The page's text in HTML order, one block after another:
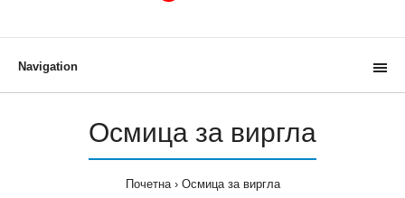
Navigation
Осмица за виргла
Почетна Осмица за виргла